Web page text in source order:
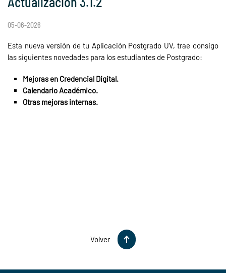
05-06-2026
Esta nueva versión de tu Aplicación Postgrado UV, trae consigo
las siguientes novedades para los estudiantes de Postgrado:
Mejoras en Credencial Digital.
Calendario Académico.
Otras mejoras internas.
Volver